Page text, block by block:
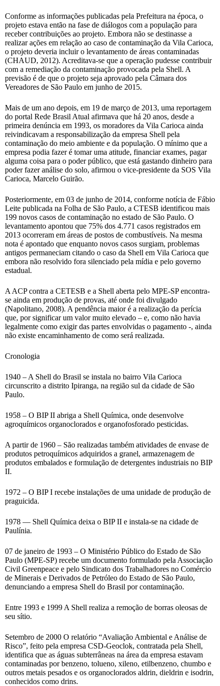
Conforme as informações publicadas pela Prefeitura na época, o
projeto estava então na fase de diálogos com a população para
receber contribuições ao projeto. Embora não se destinasse a
realizar ações em relação ao caso de contaminação da Vila Carioca,
o projeto deveria incluir o levantamento de áreas contaminadas
(CHAUD, 2012). Acreditava-se que a operação pudesse contribuir
com a remediação da contaminação provocada pela Shell. A
previsão é de que o projeto seja aprovado pela Câmara dos
Vereadores de São Paulo em junho de 2015.
Mais de um ano depois, em 19 de março de 2013, uma reportagem
do portal Rede Brasil Atual afirmava que há 20 anos, desde a
primeira denúncia em 1993, os moradores da Vila Carioca ainda
reivindicavam a responsabilização da empresa Shell pela
contaminação do meio ambiente e da população. O mínimo que a
empresa podia fazer é tomar uma atitude, financiar exames, pagar
alguma coisa para o poder público, que está gastando dinheiro para
poder fazer análise do solo, afirmou o vice-presidente da SOS Vila
Carioca, Marcelo Guirão.
Posteriormente, em 03 de junho de 2014, conforme notícia de Fábio
Leite publicada na Folha de São Paulo, a CTESB identificou mais
199 novos casos de contaminação no estado de São Paulo. O
levantamento apontou que 75% dos 4.771 casos registrados em
2013 ocorreram em áreas de postos de combustíveis. Na mesma
nota é apontado que enquanto novos casos surgiam, problemas
antigos permaneciam citando o caso da Shell em Vila Carioca que
embora não resolvido fora silenciado pela mídia e pelo governo
estadual.
A ACP contra a CETESB e a Shell aberta pelo MPE-SP encontra-
se ainda em produção de provas, até onde foi divulgado
(Napolitano, 2008). A pendência maior é a realização da perícia
que, por significar um valor muito elevado – e, como não havia
legalmente como exigir das partes envolvidas o pagamento -, ainda
não existe encaminhamento de como será realizada.
Cronologia
1940 – A Shell do Brasil se instala no bairro Vila Carioca
circunscrito a distrito Ipiranga, na região sul da cidade de São
Paulo.
1958 – O BIP II abriga a Shell Química, onde desenvolve
agroquímicos organoclorados e organofosforado pesticidas.
A partir de 1960 – São realizadas também atividades de envase de
produtos petroquímicos adquiridos a granel, armazenagem de
produtos embalados e formulação de detergentes industriais no BIP
II.
1972 – O BIP I recebe instalações de uma unidade de produção de
praguicida.
1978 — Shell Química deixa o BIP II e instala-se na cidade de
Paulínia.
07 de janeiro de 1993 – O Ministério Público do Estado de São
Paulo (MPE-SP) recebe um documento formulado pela Associação
Civil Greenpeace e pelo Sindicato dos Trabalhadores no Comércio
de Minerais e Derivados de Petróleo do Estado de São Paulo,
denunciando a empresa Shell do Brasil por contaminação.
Entre 1993 e 1999 A Shell realiza a remoção de borras oleosas de
seu sítio.
Setembro de 2000 O relatório “Avaliação Ambiental e Análise de
Risco”, feito pela empresa CSD-Geoclok, contratada pela Shell,
identifica que as águas subterrâneas na área da empresa estavam
contaminadas por benzeno, tolueno, xileno, etilbenzeno, chumbo e
outros metais pesados e os organoclorados aldrin, dieldrin e isodrin,
conhecidos como drins.